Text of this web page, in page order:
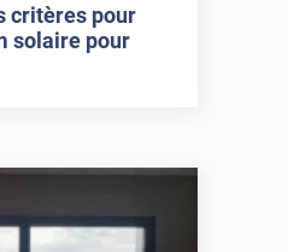
critères pour
solaire pour